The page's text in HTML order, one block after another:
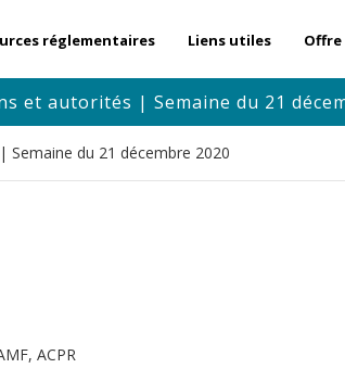
réglementaires Liens utiles Offre
et autorités | Semaine du 21
du 21 décembre 2020
ACPR